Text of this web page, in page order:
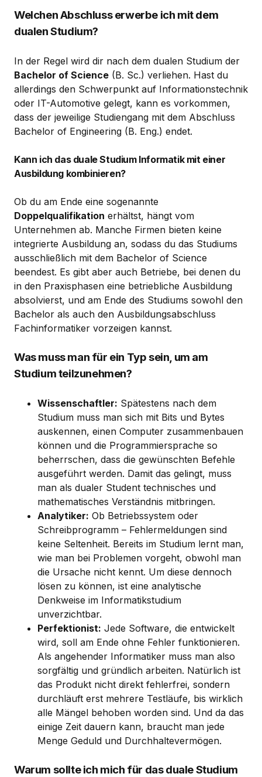
Welchen Abschluss erwerbe ich mit dem
dualen Studium?
In der Regel wird dir nach dem dualen Studium der
Bachelor of Science (B. Sc.) verliehen. Hast du
allerdings den Schwerpunkt auf Informationstechnik
oder IT-Automotive gelegt, kann es vorkommen,
dass der jeweilige Studiengang mit dem Abschluss
Bachelor of Engineering (B. Eng.) endet.
Kann ich das duale Studium Informatik mit einer
Ausbildung kombinieren?
Ob du am Ende eine sogenannte
Doppelqualifikation erhältst, hängt vom
Unternehmen ab. Manche Firmen bieten keine
integrierte Ausbildung an, sodass du das Studiums
ausschließlich mit dem Bachelor of Science
beendest. Es gibt aber auch Betriebe, bei denen du
in den Praxisphasen eine betriebliche Ausbildung
absolvierst, und am Ende des Studiums sowohl den
Bachelor als auch den Ausbildungsabschluss
Fachinformatiker vorzeigen kannst.
Was muss man für ein Typ sein, um am
Studium teilzunehmen?
Wissenschaftler: Spätestens nach dem
Studium muss man sich mit Bits und Bytes
auskennen, einen Computer zusammenbauen
können und die Programmiersprache so
beherrschen, dass die gewünschten Befehle
ausgeführt werden. Damit das gelingt, muss
man als dualer Student technisches und
mathematisches Verständnis mitbringen.
Analytiker: Ob Betriebssystem oder
Schreibprogramm – Fehlermeldungen sind
keine Seltenheit. Bereits im Studium lernt man,
wie man bei Problemen vorgeht, obwohl man
die Ursache nicht kennt. Um diese dennoch
lösen zu können, ist eine analytische
Denkweise im Informatikstudium
unverzichtbar.
Perfektionist: Jede Software, die entwickelt
wird, soll am Ende ohne Fehler funktionieren.
Als angehender Informatiker muss man also
sorgfältig und gründlich arbeiten. Natürlich ist
das Produkt nicht direkt fehlerfrei, sondern
durchläuft erst mehrere Testläufe, bis wirklich
alle Mängel behoben worden sind. Und da das
einige Zeit dauern kann, braucht man jede
Menge Geduld und Durchhaltevermögen.
Warum sollte ich mich für das duale Studium